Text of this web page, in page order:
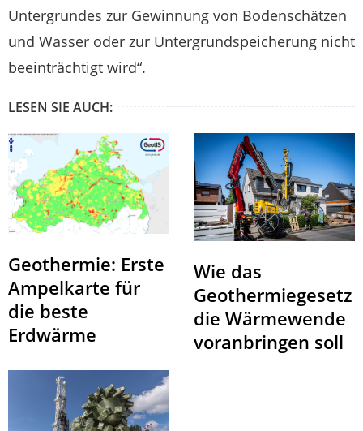
Untergrundes zur Gewinnung von Bodenschätzen
und Wasser oder zur Untergrundspeicherung nicht
beeinträchtigt wird“.
LESEN SIE AUCH:
Geothermie: Erste
Ampelkarte für
die beste
Erdwärme
Wie das
Geothermiegesetz
die Wärmewende
voranbringen soll